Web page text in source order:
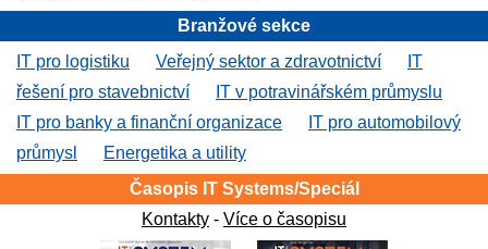
Branžové sekce
IT pro logistiku
Veřejný sektor a zdravotnictví
IT
řešení pro stavebnictví
IT v potravinářském průmyslu
IT pro banky a finanční organizace
IT pro automobilový
průmysl
Energetika a utility
Časopis IT Systems/Speciál
Kontakty - Více o časopisu